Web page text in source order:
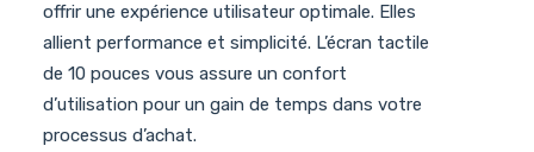
offrir une expérience utilisateur optimale. Elles
allient performance et simplicité. L’écran tactile
de 10 pouces vous assure un confort
d’utilisation pour un gain de temps dans votre
processus d’achat.